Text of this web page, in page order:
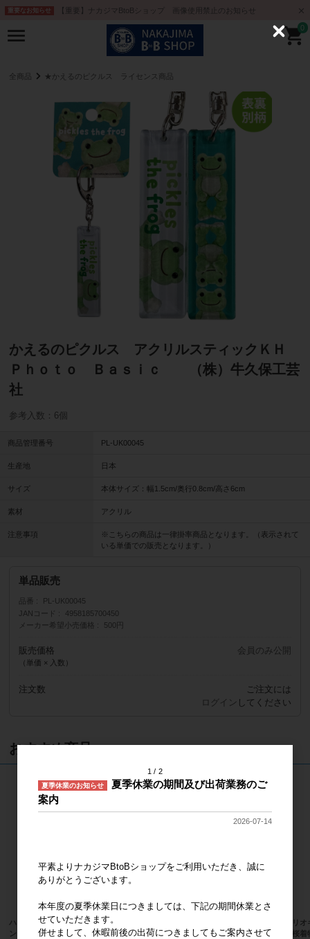
重要なお知らせ 【重要】ナカジマBtoBショップ 画像使用禁止のお知らせ
0
全商品 ★かえるのピクルス ライセンス商品
かえるのピクルス アクリルスティックＫＨ
Ｐｈｏｔｏ Ｂａｓｉｃ （株）牛久保工芸
社
参考入数：6個
商品管理番号 PL-UK00045
生産地 日本
サイズ 本体サイズ：幅1.5cm/奥行0.8cm/高さ6cm
素材 アクリル
注意事項
※こちらの商品は一律掛率商品となります。（表示されて
いる単価での販売となります。）
単品販売
品番
PL-UK00045
JANコード
4958185700450
メーカー希望小売価格
500円
販売価格
（単価 × 入数）
会員のみ公開
注文数
ご注文には
ログイン してください
おすすめ商品
ハローキティ MCコレクション スタ
ンダード BK
ピー ぬいぐるみＭ 黒
サンリ
ィ 桜
1 2
夏季休業のお知らせ
夏季休業の期間及び出荷業務のご
案内
2026-07-14
平素よりナカジマBtoBショップをご利用いただき、誠に
ありがとうございます。
本年度の夏季休業日につきましては、下記の期間休業とさ
せていただきます。
併せまして、休暇前後の出荷につきましてもご案内させて
C